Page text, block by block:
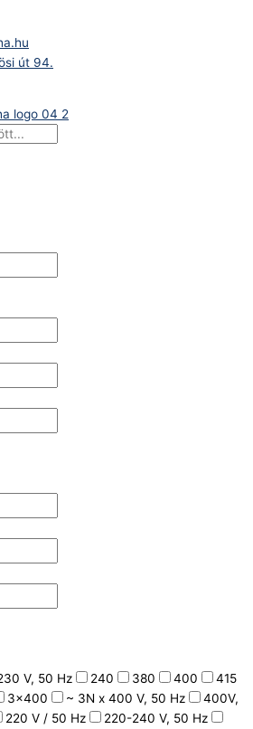
út 94.
V, 50 Hz 240 380 400
415
3x400 ~ 3N x 400 V, 50 Hz
400V,
220 V / 50 Hz
220-240 V, 50 Hz